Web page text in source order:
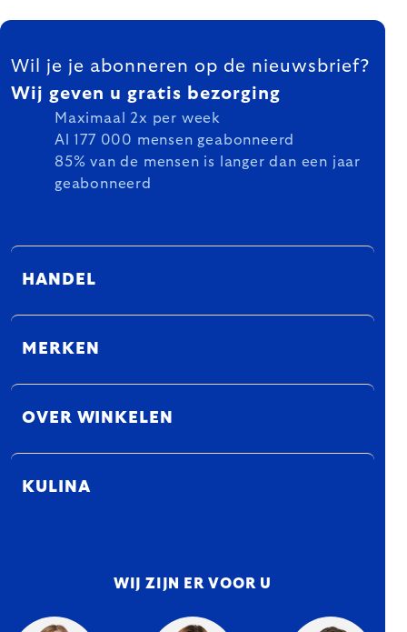
FOOTER
Wil je je abonneren op de nieuwsbrief?
Wij geven u gratis bezorging
Maximaal 2x per week
Al 177 000 mensen geabonneerd
85% van de mensen is langer dan een jaar
geabonneerd
HANDEL
MERKEN
OVER WINKELEN
KULINA
WIJ ZIJN ER VOOR U